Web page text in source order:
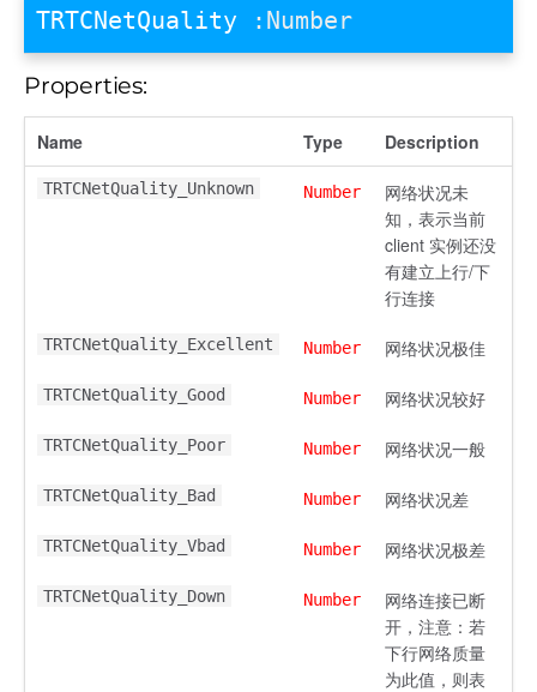
TRTCNetQuality :Number
Properties:
Name Type Description
TRTCNetQuality_Unknown Number
网络状况未
知，表示当前
client 实例还没
有建立上行/下
行连接
TRTCNetQuality_Excellent Number 网络状况极佳
TRTCNetQuality_Good Number 网络状况较好
TRTCNetQuality_Poor Number 网络状况一般
TRTCNetQuality_Bad Number 网络状况差
TRTCNetQuality_Vbad Number 网络状况极差
TRTCNetQuality_Down Number
网络连接已断
开，注意：若
下行网络质量
为此值，则表